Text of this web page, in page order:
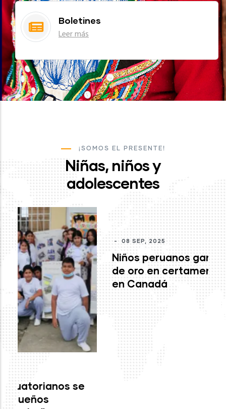
Boletines
Leer más
¡SOMOS EL PRESENTE!
Niñas, niños y
adolescentes
Niños peruanos ganan medallas
de oro en certamen internacional